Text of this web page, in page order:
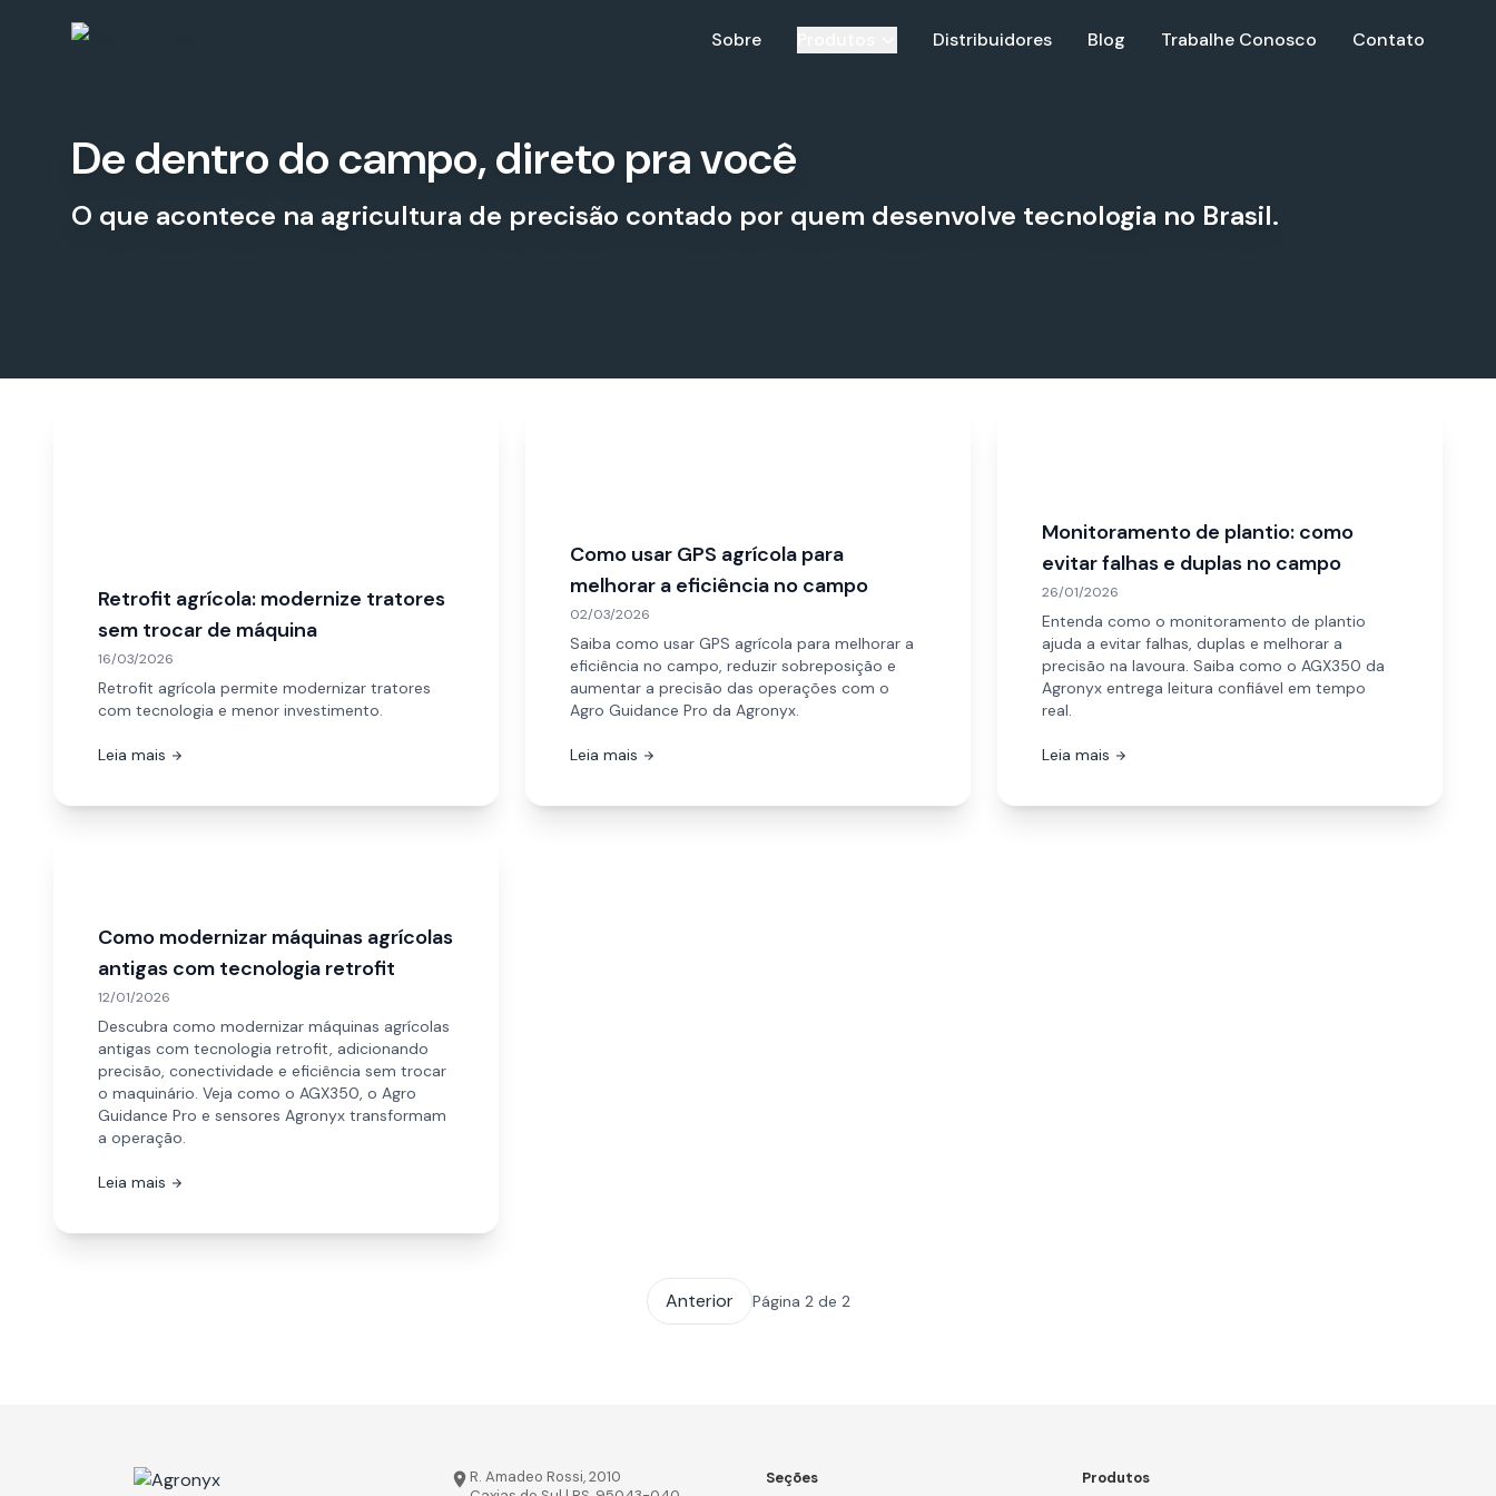
Sobre Distribuidores Blog Trabalhe Conosco Contato
De dentro do campo, direto pra você
O que acontece na agricultura de precisão contado por quem desenvolve tecnologia no Brasil.
Retrofit agrícola: modernize tratores
sem trocar de máquina
16/03/2026
Retrofit agrícola permite modernizar tratores
com tecnologia e menor investimento.
Leia mais arrow_forward
Como usar GPS agrícola para
melhorar a eficiência no campo
02/03/2026
Saiba como usar GPS agrícola para melhorar a
eficiência no campo, reduzir sobreposição e
aumentar a precisão das operações com o
Agro Guidance Pro da Agronyx.
Leia mais arrow_forward
Monitoramento de plantio: como
evitar falhas e duplas no campo
26/01/2026
Entenda como o monitoramento de plantio
ajuda a evitar falhas, duplas e melhorar a
precisão na lavoura. Saiba como o AGX350 da
Agronyx entrega leitura confiável em tempo
real.
Leia mais arrow_forward
Como modernizar máquinas agrícolas
antigas com tecnologia retrofit
12/01/2026
Descubra como modernizar máquinas agrícolas
antigas com tecnologia retrofit, adicionando
precisão, conectividade e eficiência sem trocar
o maquinário. Veja como o AGX350, o Agro
Guidance Pro e sensores Agronyx transformam
a operação.
Leia mais arrow_forward
Anterior Página 2 de 2
place R. Amadeo Rossi, 2010
Seções Produtos